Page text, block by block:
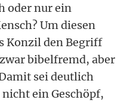
oder nur ein
Um diesen
Konzil den Begriff
bibelfremd, aber
sei deutlich
ein Geschöpf,